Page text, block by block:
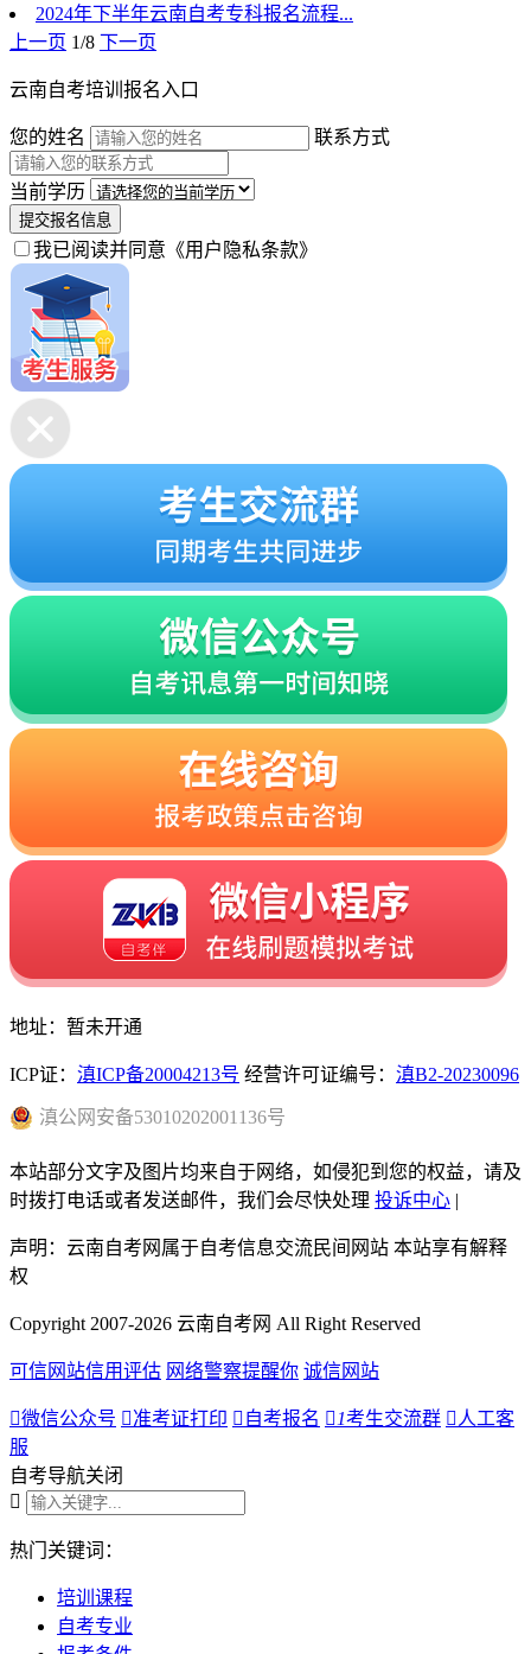
2024年下半年云南自考专科报名流程...
上一页 1/8 下一页
云南自考培训报名入口
您的姓名 联系方式
当前学历
提交报名信息
我已阅读并同意 《用户隐私条款》
地址：暂未开通
ICP证： 滇ICP备20004213号 经营许可证编号： 滇B2-20230096
滇公网安备53010202001136号
本站部分文字及图片均来自于网络，如侵犯到您的权益，请及
时拨打电话或者发送邮件，我们会尽快处理 投诉中心 |
声明：云南自考网属于自考信息交流民间网站 本站享有解释
权
Copyright 2007-2026 云南自考网 All Right Reserved
可信网站信用评估 网络警察提醒你 诚信网站
微信公众号 准考证打印  自考报名  1考生交流群  人工客
服
自考导航关闭

热门关键词：
培训课程
自考专业